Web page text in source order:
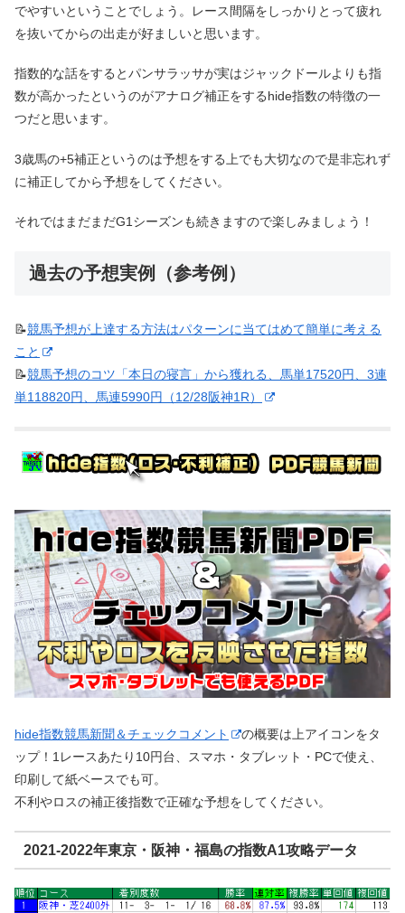
でやすいということでしょう。レース間隔をしっかりとって疲れ
を抜いてからの出走が好ましいと思います。
指数的な話をするとパンサラッサが実はジャックドールよりも指
数が高かったというのがアナログ補正をするhide指数の特徴の一
つだと思います。
3歳馬の+5補正というのは予想をする上でも大切なので是非忘れず
に補正してから予想をしてください。
それではまだまだG1シーズンも続きますので楽しみましょう！
過去の予想実例（参考例）
📝競馬予想が上達する方法はパターンに当てはめて簡単に考える
こと
📝競馬予想のコツ「本日の寝言」から獲れる、馬単17520円、3連
単118820円、馬連5990円（12/28阪神1R）
hide指数競馬新聞＆チェックコメント
の概要は上アイコンをタ
ップ！1レースあたり10円台、スマホ・タブレット・PCで使え、
印刷して紙ベースでも可。
不利やロスの補正後指数で正確な予想をしてください。
2021-2022年東京・阪神・福島の指数A1攻略データ